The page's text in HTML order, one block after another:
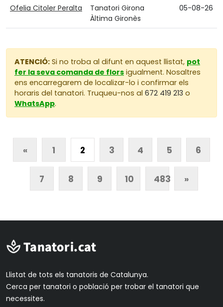
Ofelia Citoler Peralta
Tanatori Girona
Àltima Gironès
05-08-26
ATENCIÓ: Si no troba al difunt en aquest llistat, pot
fer la seva comanda de flors igualment. Nosaltres
ens encarregarem de localizar-lo i confirmar els
horaris del tanatori. Truqueu-nos al 672 419 213 o
WhatsApp.
« 1 2 3 4 5 6
7 8 9 10 483 »
Llistat de tots els tanatoris de Catalunya.
Cerca per tanatori o població per trobar el tanatori que
necessites.